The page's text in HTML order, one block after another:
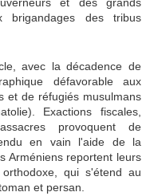
brigandages des tribus
avec la décadence de
défavorable aux
et de réfugiés musulmans
Exactions fiscales,
provoquent de
en vain l'aide de la
Arméniens reportent leurs
qui s'étend au
et persan.